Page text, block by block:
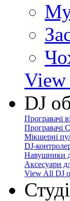
View
DJ
Програвачі
Програвачі
Мікшерні
DJ-
Навушники
Аксесуари
View All DJ